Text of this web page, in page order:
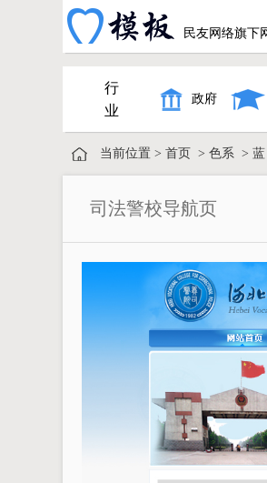
民友网络旗下
行
业
政府
当前位置 > 首页 > 色系> 蓝
司法警校导航页